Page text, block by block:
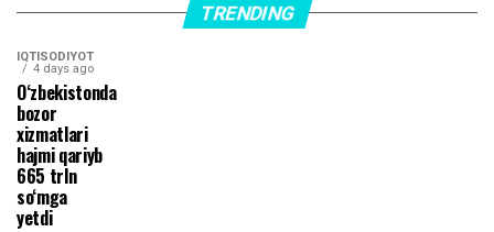
TRENDING
IQTISODIYOT
4 days ago
O‘zbekistonda
bozor
xizmatlari
hajmi qariyb
665 trln
so‘mga
yetdi